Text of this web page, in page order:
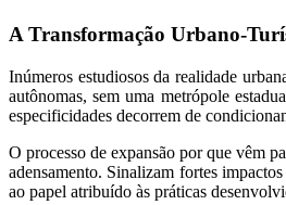
A Transformação Urbano-
Inúmeros estudiosos da realidade
autônomas, sem uma metrópole
especificidades decorrem de
O processo de expansão por que vêm
adensamento. Sinalizam fortes
ao papel atribuído às práticas